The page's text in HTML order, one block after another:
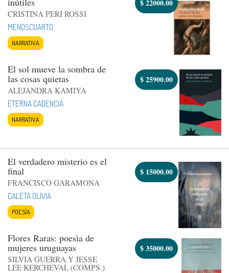
CRISTINA PERI ROSSI
MENOSCUARTO
NARRATIVA
$22000.00
El sol mueve la sombra de
las cosas quietas
ALEJANDRA KAMIYA
ETERNA CADENCIA
NARRATIVA
$25900.00
El verdadero misterio es el
final
FRANCISCO GARAMONA
CALETA OLIVIA
POESÍA
$ 15000.00
Flores Raras: poesìa de
mujeres uruguayas
SILVIA GUERRA Y JESSE
LEE KERCHEVAL (COMPS.)
$35000.00